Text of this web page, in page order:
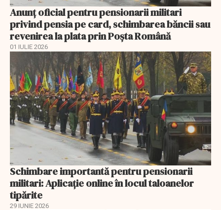
Anunţ oficial pentru pensionarii militari
privind pensia pe card, schimbarea băncii sau
revenirea la plata prin Poşta Română
01 IULIE 2026
Schimbare importantă pentru pensionarii
militari: Aplicaţie online în locul taloanelor
tipărite
29 IUNIE 2026